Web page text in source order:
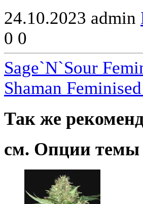
24.10.2023 admin
0 0
Sage`N`Sour
Shaman
Так же
см. Опции темы